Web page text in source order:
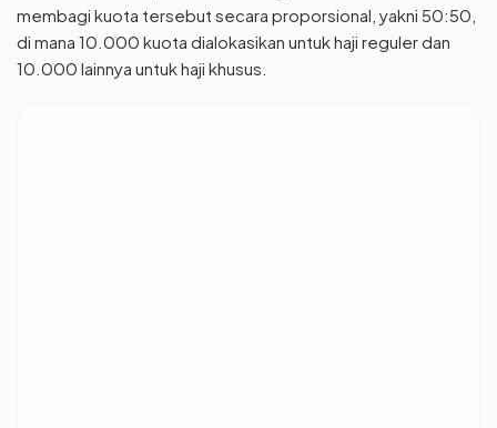
membagi kuota tersebut secara proporsional, yakni 50:50,
di mana 10.000 kuota dialokasikan untuk haji reguler dan
10.000 lainnya untuk haji khusus.